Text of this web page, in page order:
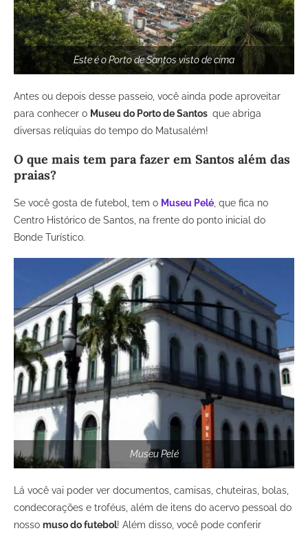
Este é o Porto de Santos visto de cima
Antes ou depois desse passeio, você ainda pode aproveitar
para conhecer o Museu do Porto de Santos que abriga
diversas relíquias do tempo do Matusalém!
O que mais tem para fazer em Santos além das
praias?
Se você gosta de futebol, tem o Museu Pelé , que fica no
Centro Histórico de Santos, na frente do ponto inicial do
Bonde Turístico.
Museu Pelé
Lá você vai poder ver documentos, camisas, chuteiras, bolas,
condecorações e troféus, além de itens do acervo pessoal do
nosso muso do futebol! Além disso, você pode conferir